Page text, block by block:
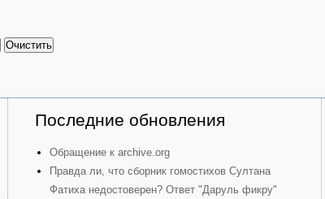
Очистить
Последние обновления
Обращение к archive.org
Правда ли, что сборник гомостихов Султана
Фатиха недостоверен? Ответ "Даруль фикру"